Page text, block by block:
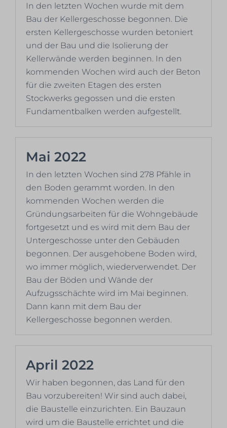
In den letzten Wochen wurde mit dem
Bau der Kellergeschosse begonnen. Die
ersten Kellergeschosse wurden betoniert
und der Bau und die Isolierung der
Kellerwände werden beginnen. In den
kommenden Wochen wird auch der Beton
für die zweiten Etagen des ersten
Stockwerks gegossen und die ersten
Fundamentbalken werden aufgestellt.
Mai 2022
In den letzten Wochen sind 278 Pfähle in
den Boden gerammt worden. In den
kommenden Wochen werden die
Gründungsarbeiten für die Wohngebäude
fortgesetzt und es wird mit dem Bau der
Untergeschosse unter den Gebäuden
begonnen. Der ausgehobene Boden wird,
wo immer möglich, wiederverwendet. Der
Bau der Böden und Wände der
Aufzugsschächte wird im Mai beginnen.
Dann kann mit dem Bau der
Kellergeschosse begonnen werden.
April 2022
Wir haben begonnen, das Land für den
Bau vorzubereiten! Wir sind auch dabei,
die Baustelle einzurichten. Ein Bauzaun
wird um die Baustelle errichtet und die